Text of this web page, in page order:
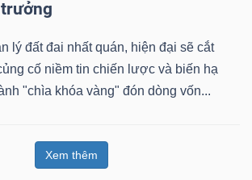
lý đất đai nhất quán, hiện đại sẽ cắt
cố niềm tin chiến lược và biến hạ
"chìa khóa vàng" đón dòng vốn...
Xem thêm